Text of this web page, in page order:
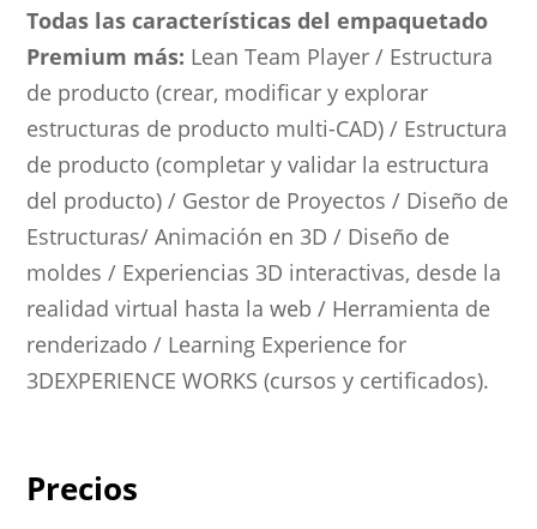
Todas las características del empaquetado
Premium más: Lean Team Player / Estructura
de producto (crear, modificar y explorar
estructuras de producto multi-CAD) / Estructura
de producto (completar y validar la estructura
del producto) / Gestor de Proyectos / Diseño de
Estructuras/ Animación en 3D / Diseño de
moldes / Experiencias 3D interactivas, desde la
realidad virtual hasta la web / Herramienta de
renderizado / Learning Experience for
3DEXPERIENCE WORKS (cursos y certificados).
Precios